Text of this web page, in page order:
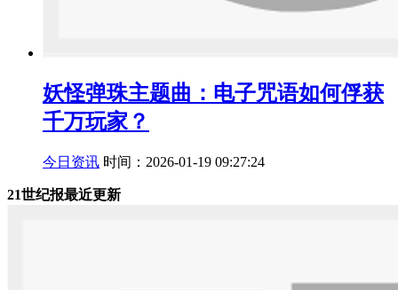
妖怪弹珠主题曲：电子咒语如何俘获
千万玩家？
今日资讯 时间：2026-01-19 09:27:24
21世纪报最近更新